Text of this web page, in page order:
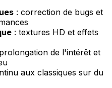
: correction de bugs et
: textures HD et effets
de l'intérêt et
aux classiques sur du